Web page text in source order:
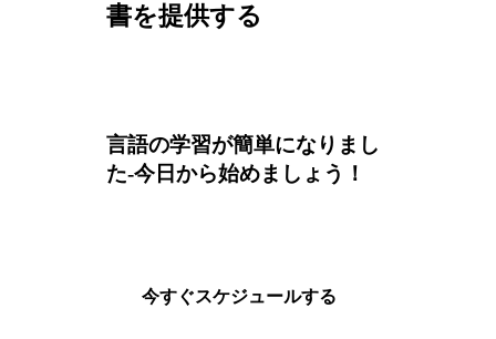
書を提供する
言語の学習が簡単になりまし
た-今日から始めましょう！
今すぐスケジュールする